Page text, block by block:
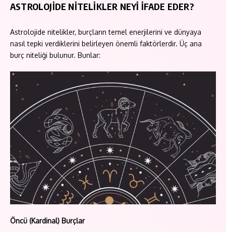
ASTROLOJİDE NİTELİKLER NEYİ İFADE EDER?
Astrolojide nitelikler, burçların temel enerjilerini ve dünyaya
nasıl tepki verdiklerini belirleyen önemli faktörlerdir. Üç ana
burç niteliği bulunur. Bunlar:
Öncü (Kardinal) Burçlar